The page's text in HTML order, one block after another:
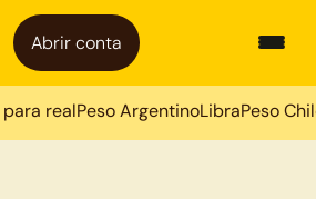
Abrir conta
para realPeso ArgentinoLibraPeso